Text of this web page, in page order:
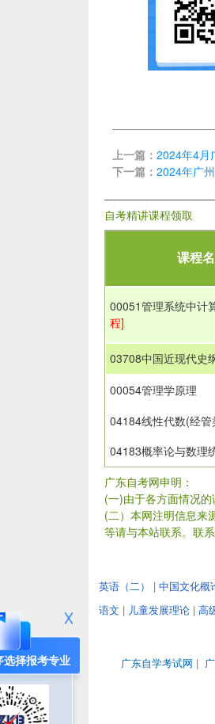
上一篇： 2024年4月
下一篇： 2024年广
自考精讲课程领取
课程
00051管理系统中计
程]
03708中国近现代史
00054管理学原理
04184线性代数(经管
04183概率论与数理
广东自考网申明：
(一)由于各方面情况
(二）本网注明信息来
等请与本站联系。联
选择报考专业
英语（二） | 中国文化概
语文 | 儿童发展理论 | 高
广东自学考试网 |